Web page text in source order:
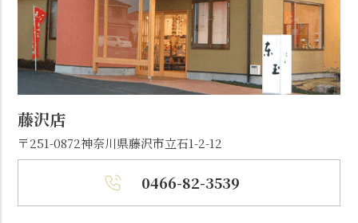
藤沢店
〒251-0872神奈川県藤沢市立石1-2-12
0466-82-3539